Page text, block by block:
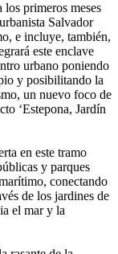
primeros meses
Salvador
e incluye, también,
este enclave
urbano poniendo
y posibilitando la
un nuevo foco de
‘Estepona, Jardín
en este tramo
y parques
conectando
de los jardines de
el mar y la